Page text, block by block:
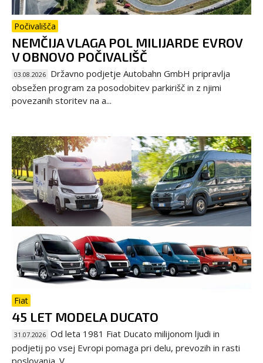
Počivališča
NEMČIJA VLAGA POL MILIJARDE EVROV
V OBNOVO POČIVALIŠČ
03.08.2026 Državno podjetje Autobahn GmbH pripravlja
obsežen program za posodobitev parkirišč in z njimi
povezanih storitev na a...
Fiat
45 LET MODELA DUCATO
31.07.2026 Od leta 1981 Fiat Ducato milijonom ljudi in
podjetij po vsej Evropi pomaga pri delu, prevozih in rasti